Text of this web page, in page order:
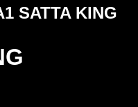
SATTA KING